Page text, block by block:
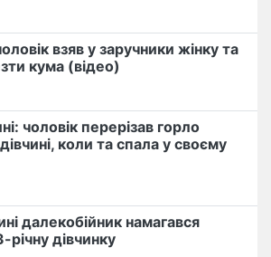
взяв у заручники жінку та
кума (відео)
чоловік перерізав горло
коли та спала у своєму
далекобійник намагався
річну дівчинку